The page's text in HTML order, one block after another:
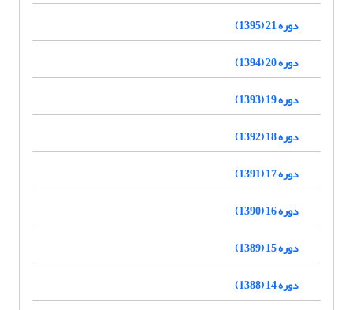
دوره 21 (1395)
دوره 20 (1394)
دوره 19 (1393)
دوره 18 (1392)
دوره 17 (1391)
دوره 16 (1390)
دوره 15 (1389)
دوره 14 (1388)